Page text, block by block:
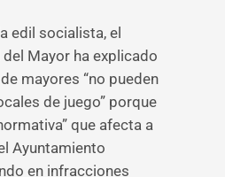
edil socialista, el
Mayor ha explicado
mayores “no pueden
de juego” porque
que afecta a
Ayuntamiento
en infracciones